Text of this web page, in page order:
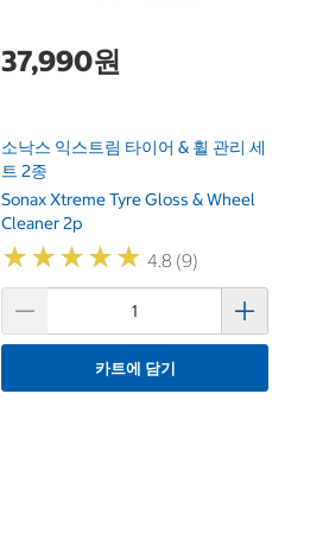
37,990원
소낙스 익스트림 타이어 & 휠 관리 세
트 2종
Sonax Xtreme Tyre Gloss & Wheel
Cleaner 2p
★★★★★
★★★★★ 4.8 (9)
카트에 담기